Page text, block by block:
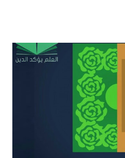
الزواج المختلط، ولهذه الأسباب
في الإرث الديني اليهود وقصته
القديم ونجد في ملاحق الشروحات
( توسفتا ) תוספתא نجد رأياً يُزعم ان
عليه التوراه لولا ان موسى عليه
להינתן על י...